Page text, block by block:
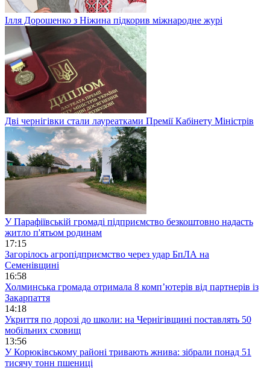
Ілля Дорошенко з Ніжина підкорив міжнародне журі
Дві чернігівки стали лауреатками Премії Кабінету Міністрів
У Парафіївській громаді підприємство безкоштовно надасть
житло п'ятьом родинам
17:15
Загорілось агропідприємство через удар БпЛА на
Семенівщині
16:58
Холминська громада отримала 8 комп’ютерів від партнерів із
Закарпаття
14:18
Укриття по дорозі до школи: на Чернігівщині поставлять 50
мобільних сховищ
13:56
У Корюківському районі тривають жнива: зібрали понад 51
тисячу тонн пшениці